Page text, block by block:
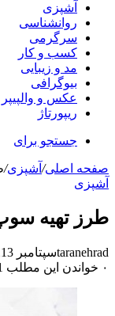
آشپزی
روانشناسی
سرگرمی
کسب و کار
مد و زیبایی
بیوگرافی
عکس و والپیپر
ریپورتاژ
جستجو برای
صفحه اصلی/ آشپزی/
آشپزی
طرز تهیه
taranehradسپتامبر 13, 2019
۰ خواندن این مطلب 1 دقیقه زمان میبرد